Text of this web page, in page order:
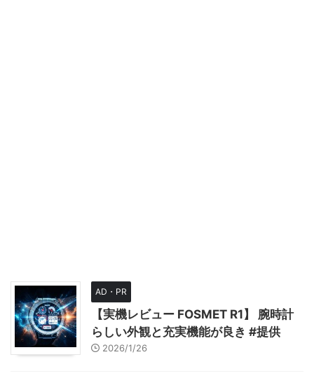
AD・PR
【実機レビュー FOSMET R1】 腕時計
らしい外観と充実機能が良き #提供
2026/1/26